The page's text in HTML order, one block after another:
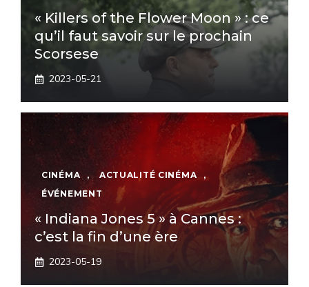
« Killers of the Flower Moon » : ce
qu’il faut savoir sur le prochain
Scorsese
2023-05-21
CINÉMA , ACTUALITÉ CINÉMA
,
ÉVÉNEMENT
« Indiana Jones 5 » à Cannes :
c’est la fin d’une ère
2023-05-19